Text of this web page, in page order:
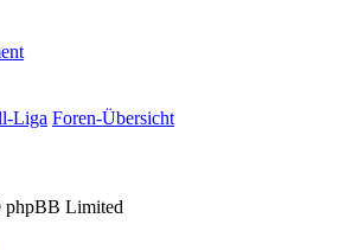
Liga Foren-Übersicht
Limited